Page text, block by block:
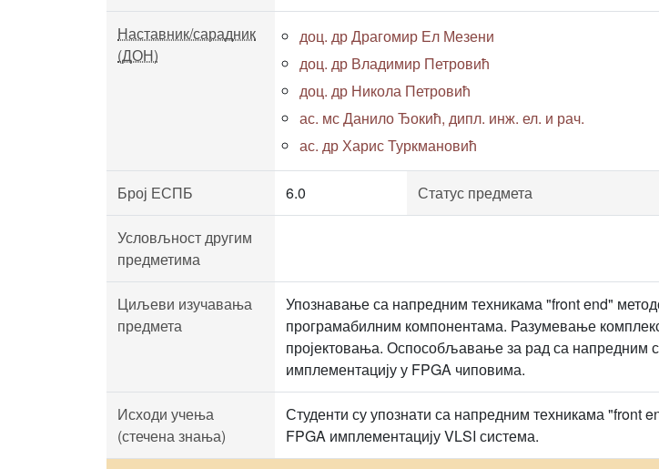
Наставник/сарадник
(ДОН)
доц. др Драгомир Ел Мезени
доц. др Владимир Петровић
доц. др Никола Петровић
ас. мс Данило Ђокић, дипл. инж. ел. и рач.
ас. др Харис Туркмановић
Број ЕСПБ 6.0 Статус предмета
Условљност другим
предметима
Циљеви изучавања
предмета
Упознавање са напредним техникама "front end"
програмабилним компонентама. Разумевање
пројектовања. Оспособљавање за рад са напредним
имплементацију у FPGA чиповима.
Исходи учења
(стечена знања)
Студенти су упознати са напредним техникама "front
FPGA имплементацију VLSI система.